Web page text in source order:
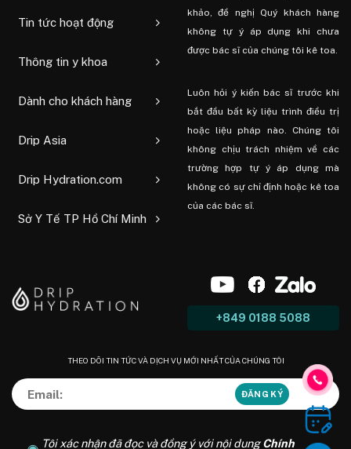
Tin tức hoạt động
Thông tin y khoa
Dành cho khách hàng
Drip Asia
Drip Hydration.com
Sở Y Tế TP Hồ Chí Minh
khảo, đề nghị Quý khách hàng
không tự ý áp dụng khi chưa
được bác sĩ của chúng tôi kê toa.
Luôn hỏi ý kiến ​​bác sĩ trước khi
bắt đầu bất kỳ liệu trình điều trị
hoặc liệu pháp nào. Chúng tôi
không chịu trách nhiệm về các
trường hợp tự ý áp dụng mà
không có sự chỉ định hoặc kê toa
của các bác sĩ.
+849 0188 5088
THEO DÕI TIN TỨC VÀ DỊCH VỤ MỚI NHẤT CỦA CHÚNG TÔI
Tôi xác nhận đã đọc và đồng ý với nội dungChính